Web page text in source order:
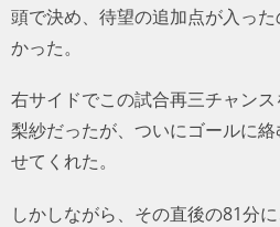
頭で決め、待望の追加点が入っ
かった。
右サイドでこの試合再三チャン
梨紗だったが、ついにゴールに
せてくれた。
しかしながら、その直後の81分